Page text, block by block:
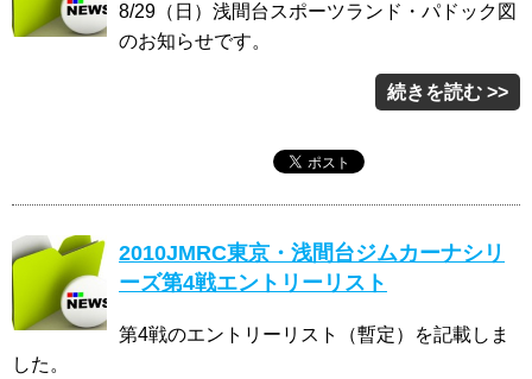
8/29（日）浅間台スポーツランド・パドック図
のお知らせです。
続きを読む >>
2010JMRC東京・浅間台ジムカーナシリ
ーズ第4戦エントリーリスト
第4戦のエントリーリスト（暫定）を記載しま
した。